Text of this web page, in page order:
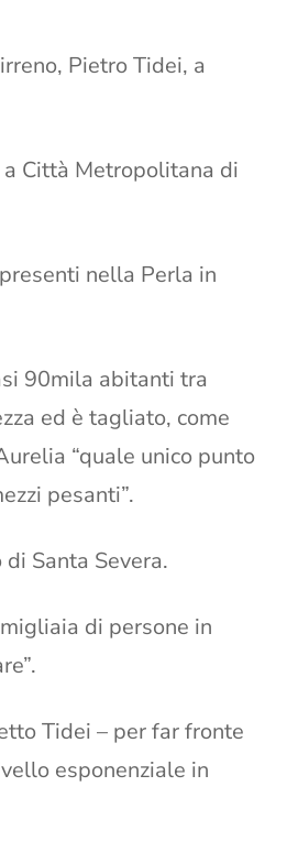
Pietro Tidei, a
Città Metropolitana di
nella Perla in
90mila abitanti tra
ed è tagliato, come
“quale unico punto
pesanti”.
Santa Severa.
di persone in
Tidei – per far fronte
esponenziale in